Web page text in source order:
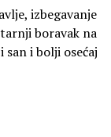
izbegavanje
boravak na
i bolji osećaj